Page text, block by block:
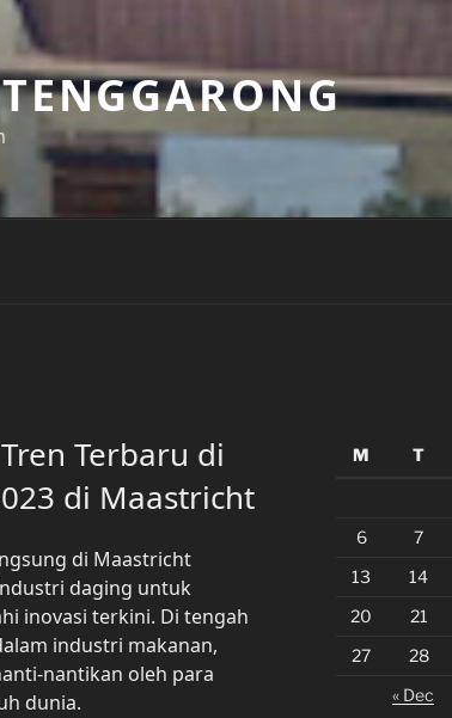
Terbaru di
di Maastricht
di Maastricht
daging untuk
inovasi terkini. Di tengah
industri makanan,
nantikan oleh para
dunia.
M
T
6
7
13
14
20
21
27
28
« Dec